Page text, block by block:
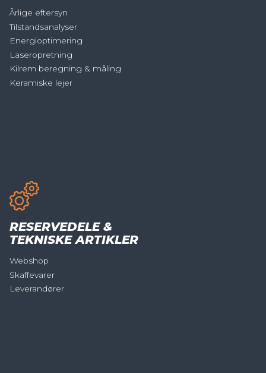
Årlige eftersyn
Tilstandsanalyser
Energioptimering
Laseropretning
Kilrem beregning & måling
Keramiske lejer
RESERVEDELE &
TEKNISKE ARTIKLER
Webshop
Skaffevarer
Leverandører